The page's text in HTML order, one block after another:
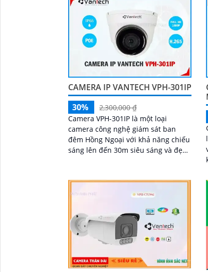
CAMERA IP VANTECH VPH-301IP
30%
2,300,000 ₫
Camera VPH-301IP là một loại
camera công nghệ giám sát ban
đêm Hồng Ngoại với khả năng chiếu
sáng lên đến 30m siêu sáng và đẹp